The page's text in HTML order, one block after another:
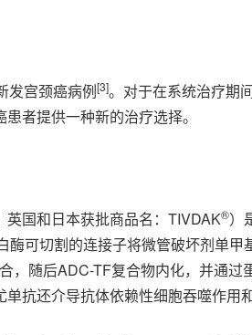
发宫颈癌病例[3]。对于在系统治疗期
者提供一种新的治疗选择。
国和日本获批商品名：TIVDAK®）
酶可切割的连接子将微管破坏剂单
，随后ADC-TF复合物内化，并通
抗还介导抗体依赖性细胞吞噬作用